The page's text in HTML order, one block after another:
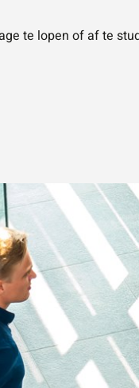
te lopen of af te